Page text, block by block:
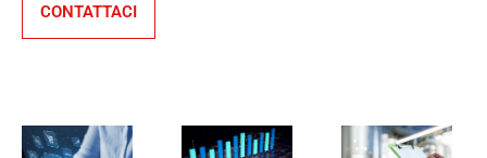
CONTATTACI